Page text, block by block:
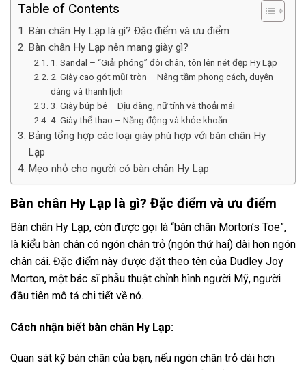
Table of Contents
Bàn chân Hy Lạp là gì? Đặc điểm và ưu điểm
Bàn chân Hy Lạp nên mang giày gì?
1. Sandal – “Giải phóng” đôi chân, tôn lên nét đẹp Hy Lạp
2. Giày cao gót mũi tròn – Nâng tầm phong cách, duyên
dáng và thanh lịch
3. Giày búp bê – Dịu dàng, nữ tính và thoải mái
4. Giày thể thao – Năng động và khỏe khoắn
Bảng tổng hợp các loại giày phù hợp với bàn chân Hy
Lạp
Mẹo nhỏ cho người có bàn chân Hy Lạp
Bàn chân Hy Lạp là gì? Đặc điểm và ưu điểm
Bàn chân Hy Lạp, còn được gọi là “bàn chân Morton’s Toe”,
là kiểu bàn chân có ngón chân trỏ (ngón thứ hai) dài hơn ngón
chân cái. Đặc điểm này được đặt theo tên của Dudley Joy
Morton, một bác sĩ phẫu thuật chỉnh hình người Mỹ, người
đầu tiên mô tả chi tiết về nó.
Cách nhận biết bàn chân Hy Lạp:
Quan sát kỹ bàn chân của bạn, nếu ngón chân trỏ dài hơn